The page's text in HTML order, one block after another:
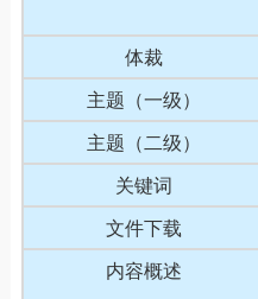
体裁
主题（一级）
主题（二级）
关键词
文件下载
内容概述